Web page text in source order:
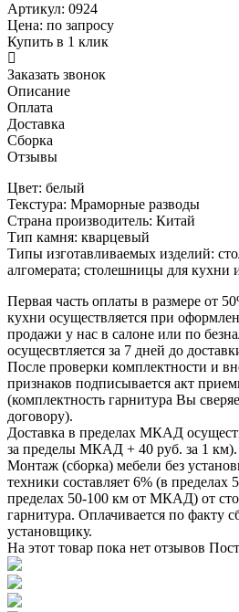
Артикул: 0924
Цена: по запросу
Купить в 1 клик
Заказать звонок
Описание
Оплата
Доставка
Сборка
Отзывы
Цвет: белый
Текстура: Мраморные разводы
Страна производитель: Китай
Тип камня: кварцевый
Типы изготавливаемых изделий:
алгомерата; столешницы для кухни
Первая часть оплаты в размере от
кухни осуществляется при
продажи у нас в салоне или по
осущесвтляется за 7 дней до
После проверки комплектности и
признаков подписывается акт
(комплектность гарнитура Вы
договору).
Доставка в пределах МКАД
за пределы МКАД + 40 руб. за 1 км).
Монтаж (сборка) мебели без
техники составляет 6% (в
пределах 50-100 км от МКАД) от
гарнитура. Оплачивается по факту
установщику.
На этот товар пока нет отзывов